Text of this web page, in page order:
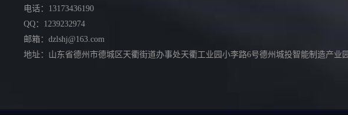
电话：13173436190
QQ：1239232974
邮箱：dzlshj@163.com
地址：山东省德州市德城区天衢街道办事处天衢工业园小李路6号德州城投智能制造产业